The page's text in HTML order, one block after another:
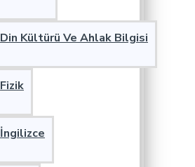
Din Kültürü Ve Ahlak Bilgisi
Fizik
İngilizce